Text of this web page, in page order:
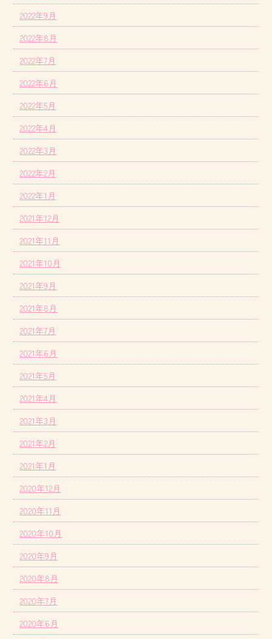
2022年9月
2022年8月
2022年7月
2022年6月
2022年5月
2022年4月
2022年3月
2022年2月
2022年1月
2021年12月
2021年11月
2021年10月
2021年9月
2021年8月
2021年7月
2021年6月
2021年5月
2021年4月
2021年3月
2021年2月
2021年1月
2020年12月
2020年11月
2020年10月
2020年9月
2020年8月
2020年7月
2020年6月